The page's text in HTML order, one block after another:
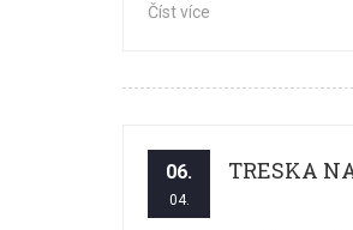
Číst více
06.
04.
TRESKA